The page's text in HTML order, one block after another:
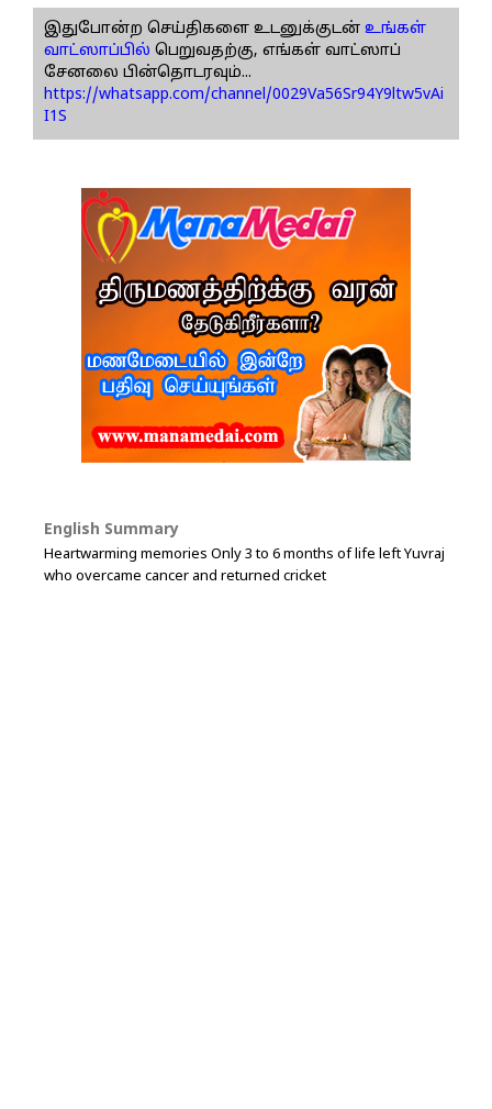
இதுபோன்ற செய்திகளை உடனுக்குடன் உங்கள்
வாட்ஸாப்பில் பெறுவதற்கு, எங்கள் வாட்ஸாப்
சேனலை பின்தொடரவும்...
https://whatsapp.com/channel/0029Va56Sr94Y9ltw5vAi
I1S
English Summary
Heartwarming memories Only 3 to 6 months of life left Yuvraj
who overcame cancer and returned cricket